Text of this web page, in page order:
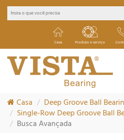
Casa Produto e serviço
Casa
Deep Groove Ball
Single-Row Deep Groove Ball
Busca Avançada